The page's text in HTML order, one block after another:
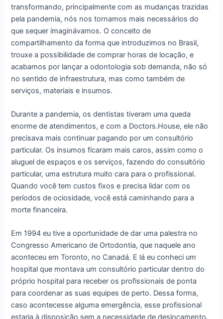
transformando, principalmente com as mudanças trazidas
pela pandemia, nós nos tornamos mais necessários do
que sequer imaginávamos. O conceito de
compartilhamento da forma que introduzimos no Brasil,
trouxe a possibilidade de comprar horas de locação, e
acabamos por lançar a odontologia sob demanda, não só
no sentido de infraestrutura, mas como também de
serviços, materiais e insumos.
Durante a pandemia, os dentistas tiveram uma queda
enorme de atendimentos, e com a Doctors.House, ele não
precisava mais continuar pagando por um consultório
particular. Os insumos ficaram mais caros, assim como o
aluguel de espaços e os serviços, fazendo do consultório
particular, uma estrutura muito cara para o profissional.
Quando você tem custos fixos e precisa lidar com os
períodos de ociosidade, você está caminhando para a
morte financeira.
Em 1994 eu tive a oportunidade de dar uma palestra no
Congresso Americano de Ortodontia, que naquele ano
aconteceu em Toronto, no Canadá. E lá eu conheci um
hospital que montava um consultório particular dentro do
próprio hospital para receber os profissionais de ponta
para coordenar as suas equipes de perto. Dessa forma,
caso acontecesse alguma emergência, esse profissional
estaria à disposição sem a necessidade de deslocamento.